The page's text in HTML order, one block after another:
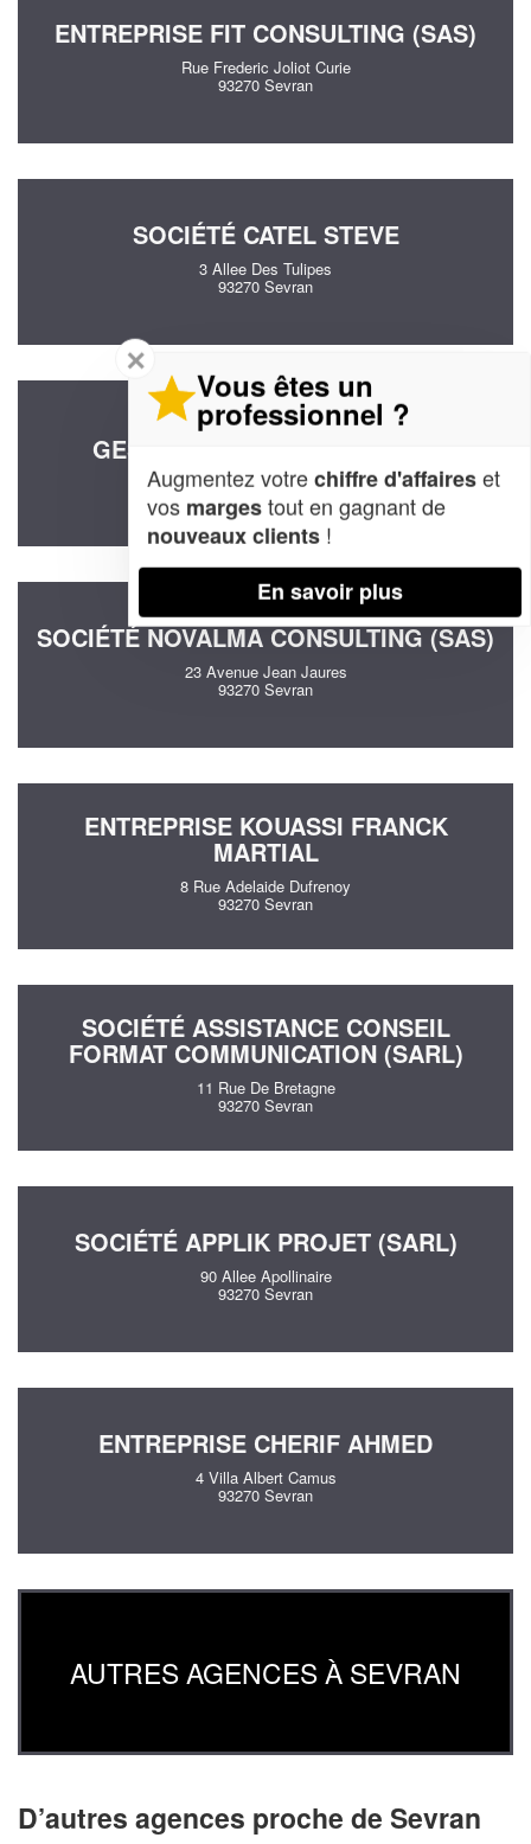
ENTREPRISE FIT CONSULTING (SAS)
Rue Frederic Joliot Curie
93270 Sevran
SOCIÉTÉ CATEL STEVE
3 Allee Des Tulipes
93270 Sevran
SOCIÉTÉ LIELOS
GESTION&CONSULTING (SAS)
18 Allee Du Caire
93270 Sevran
SOCIÉTÉ NOVALMA CONSULTING (SAS)
23 Avenue Jean Jaures
93270 Sevran
ENTREPRISE KOUASSI FRANCK
MARTIAL
8 Rue Adelaide Dufrenoy
93270 Sevran
SOCIÉTÉ ASSISTANCE CONSEIL
FORMAT COMMUNICATION (SARL)
11 Rue De Bretagne
93270 Sevran
SOCIÉTÉ APPLIK PROJET (SARL)
90 Allee Apollinaire
93270 Sevran
ENTREPRISE CHERIF AHMED
4 Villa Albert Camus
93270 Sevran
AUTRES AGENCES À SEVRAN
D’autres agences proche de Sevran
✕
Vous êtes un
professionnel ?
Augmentez votrechiffre d'affaireset
vos margestout en gagnant de
nouveaux clients !
En savoir plus